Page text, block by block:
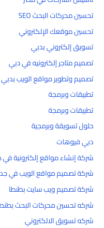
تحسين محركات البحث SEO
تحسين موقعك الإلكتروني
تسويق إلكتروني بدبي
تصميم متاجر إلكترونيه في دبي
تصميم وتطوير مواقع الويب بدبي
تطبيقات وبرمجة
تطبيقات وبرمجة
حلول تسويقة وبرمجية
دبي فيوهات
شركة إنشاء مواقع إلكترونية
شركة تصميم مواقع الويب في
شركة تصميم ويب سايت بطنطا
شركه تحسين محركات البحث
شركه تسويق الالكتروني